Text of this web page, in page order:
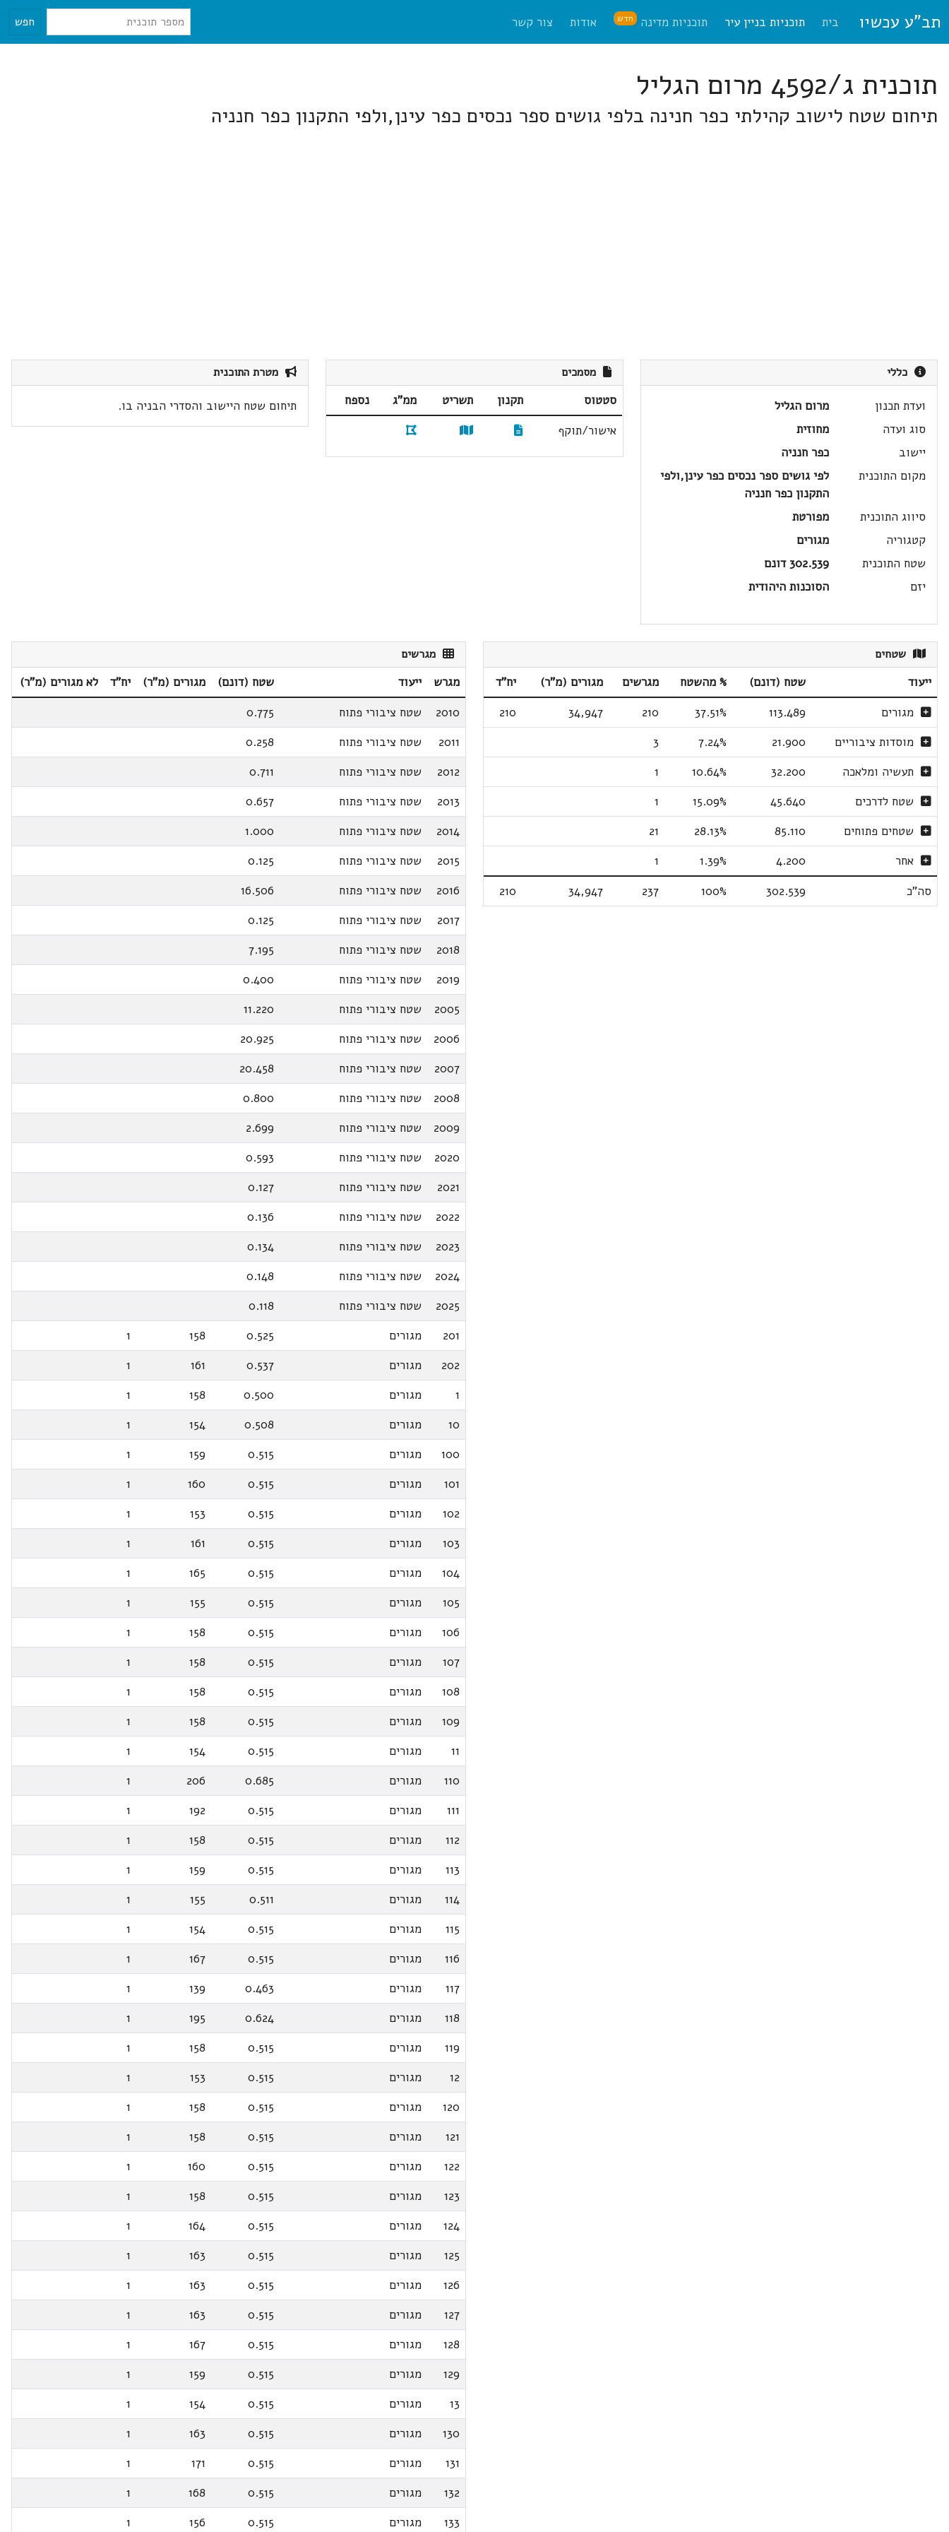
תב"ע עכשיו בית תוכניות בניין עיר תוכניות מדינה חדש אודות צור קשר חפש
תוכנית ג/4592 מרום הגליל
תיחום שטח לישוב קהילתי כפר חנינה בלפי גושים ספר נכסים כפר עינן,ולפי התקנון כפר חנניה
כללי
ועדת תכנון
מרום הגליל
סוג ועדה
מחוזית
יישוב
כפר חנניה
מקום התוכנית
לפי גושים ספר נכסים כפר עינן,ולפי
התקנון כפר חנניה
סיווג התוכנית
מפורטת
קטגוריה
מגורים
שטח התוכנית
302.539 דונם
יזם
הסוכנות היהודית
מסמכים
סטטוס תקנון תשריט ממ"ג
נספח
אישור/תוקף
מטרת התוכנית
תיחום שטח היישוב והסדרי הבניה בו.
שטחים
ייעוד שטח (דונם) % מהשטח מגרשים מגורים (מ"ר)
יח"ד
מגורים
113.489
37.51%
210
34,947
210
מוסדות ציבוריים
21.900
7.24%
3
תעשיה ומלאכה
32.200
10.64%
1
שטח לדרכים
45.640
15.09%
1
שטחים פתוחים
85.110
28.13%
21
אחר
4.200
1.39%
1
סה"כ
302.539
100%
237
34,947
210
מגרשים
מגרש ייעוד שטח (דונם) מגורים (מ"ר) יח"ד
לא מגורים (מ"ר)
2010
שטח ציבורי פתוח
0.775
2011
שטח ציבורי פתוח
0.258
2012
שטח ציבורי פתוח
0.711
2013
שטח ציבורי פתוח
0.657
2014
שטח ציבורי פתוח
1.000
2015
שטח ציבורי פתוח
0.125
2016
שטח ציבורי פתוח
16.506
2017
שטח ציבורי פתוח
0.125
2018
שטח ציבורי פתוח
7.195
2019
שטח ציבורי פתוח
0.400
2005
שטח ציבורי פתוח
11.220
2006
שטח ציבורי פתוח
20.925
2007
שטח ציבורי פתוח
20.458
2008
שטח ציבורי פתוח
0.800
2009
שטח ציבורי פתוח
2.699
2020
שטח ציבורי פתוח
0.593
2021
שטח ציבורי פתוח
0.127
2022
שטח ציבורי פתוח
0.136
2023
שטח ציבורי פתוח
0.134
2024
שטח ציבורי פתוח
0.148
2025
שטח ציבורי פתוח
0.118
201
מגורים 0.525
158
1
202
מגורים 0.537
161
1
1
מגורים 0.500
158
1
10
מגורים 0.508
154
1
100
מגורים 0.515
159
1
101
מגורים 0.515
160
1
102
מגורים 0.515
153
1
103
מגורים 0.515
161
1
104
מגורים 0.515
165
1
105
מגורים 0.515
155
1
106
מגורים 0.515
158
1
107
מגורים 0.515
158
1
108
מגורים 0.515
158
1
109
מגורים 0.515
158
1
11
מגורים 0.515
154
1
110
מגורים 0.685
206
1
111
מגורים 0.515
192
1
112
מגורים 0.515
158
1
113
מגורים 0.515
159
1
114
מגורים 0.511
155
1
115
מגורים 0.515
154
1
116
מגורים 0.515
167
1
117
מגורים 0.463
139
1
118
מגורים 0.624
195
1
119
מגורים 0.515
158
1
12
מגורים 0.515
153
1
120
מגורים 0.515
158
1
121
מגורים 0.515
158
1
122
מגורים 0.515
160
1
123
מגורים 0.515
158
1
124
מגורים 0.515
164
1
125
מגורים 0.515
163
1
126
מגורים 0.515
163
1
127
מגורים 0.515
163
1
128
מגורים 0.515
167
1
129
מגורים 0.515
159
1
13
מגורים 0.515
154
1
130
מגורים 0.515
163
1
131
מגורים 0.515
171
1
132
מגורים 0.515
168
1
133
מגורים 0.515
156
1